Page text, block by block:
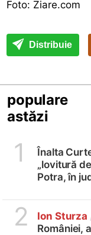
Foto: Ziare.com
Distribuie
populare
astăzi
1
Înalta
„lovitură
Potra, în
2 Ion Sturza
României,